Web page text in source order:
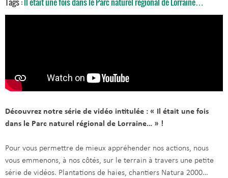
Découvrez notre série de vidéo intitulée : « Il était une fois
dans le Parc naturel régional de Lorraine… » !
Pour vous permettre de mieux appréhender nos actions, nous
vous emmenons, à nos côtés, sur le terrain à travers une petite
série de vidéos. Plantations de haies, chantiers Natura 2000…